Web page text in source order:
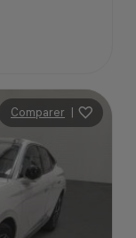
Comparer |